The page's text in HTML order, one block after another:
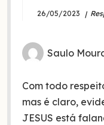
26/05/2023
Saulo
Com todo
mas é claro,
JESUS está